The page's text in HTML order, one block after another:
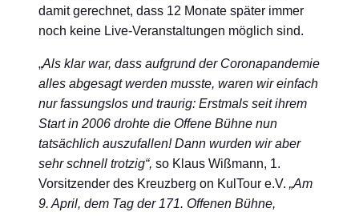
damit gerechnet, dass 12 Monate später immer
noch keine Live-Veranstaltungen möglich sind.
„Als klar war, dass aufgrund der Coronapandemie
alles abgesagt werden musste, waren wir einfach
nur fassungslos und traurig: Erstmals seit ihrem
Start in 2006 drohte die Offene Bühne nun
tatsächlich auszufallen! Dann wurden wir aber
sehr schnell trotzig“, so Klaus Wißmann, 1.
Vorsitzender des Kreuzberg on KulTour e.V. „Am
9. April, dem Tag der 171. Offenen Bühne,